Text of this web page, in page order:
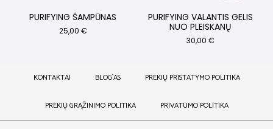
PURIFYING ŠAMPŪNAS
25,00 €
PURIFYING VALANTIS GELIS
NUO PLEISKANŲ
30,00 €
KONTAKTAI BLOG`AS PREKIŲ PRISTATYMO POLITIKA
PREKIŲ GRĄŽINIMO POLITIKA PRIVATUMO POLITIKA